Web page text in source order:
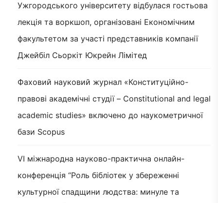
Ужгородського університету відбулася гостьова
лекція та воркшоп, організовані Економічним
факультетом за участі представників компанії
Джейбіл Сьоркіт Юкрейн Лімітед
Фаховий науковий журнал «Конституційно-
правові академічні студії – Constitutional and legal
academic studies» включено до наукометричної
бази Scopus
VI міжнародна науково-практична онлайн-
конференція “Роль бібліотек у збереженні
культурної спадщини людства: минуле та